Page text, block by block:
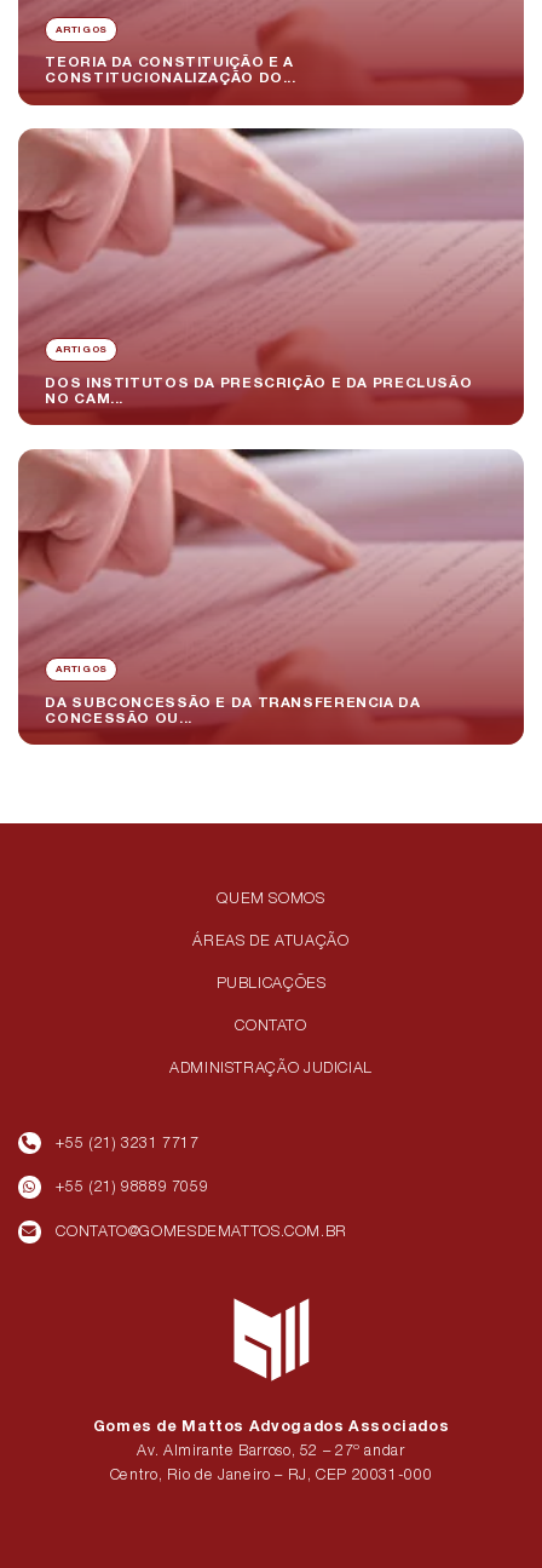
ARTIGOS
TEORIA DA CONSTITUIÇÃO E A
CONSTITUCIONALIZAÇÃO DO...
ARTIGOS
DOS INSTITUTOS DA PRESCRIÇÃO E DA PRECLUSÃO
NO CAM...
ARTIGOS
DA SUBCONCESSÃO E DA TRANSFERENCIA DA
CONCESSÃO OU...
QUEM SOMOS
ÁREAS DE ATUAÇÃO
PUBLICAÇÕES
CONTATO
ADMINISTRAÇÃO JUDICIAL
+55 (21) 3231 7717
+55 (21) 98889 7059
CONTATO@GOMESDEMATTOS.COM.BR
Gomes de Mattos Advogados Associados
Av. Almirante Barroso, 52 – 27º andar
Centro, Rio de Janeiro – RJ, CEP 20031-000